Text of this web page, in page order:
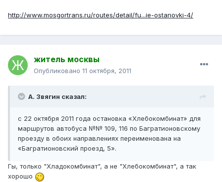
http://www.mosgortrans.ru/routes/detail/fu...ie-ostanovki-4/
житель москвы
Опубликовано 11 октября, 2011
А. Звягин сказал:
с 22 октября 2011 года остановка «Хлебокомбинат» для
маршрутов автобуса №№ 109, 116 по Багратионовскому
проезду в обоих направлениях переименована на
«Багратионовский проезд, 5».
Гы, только "Хладокомбинат", а не "Хлебокомбинат", а так
хорошо